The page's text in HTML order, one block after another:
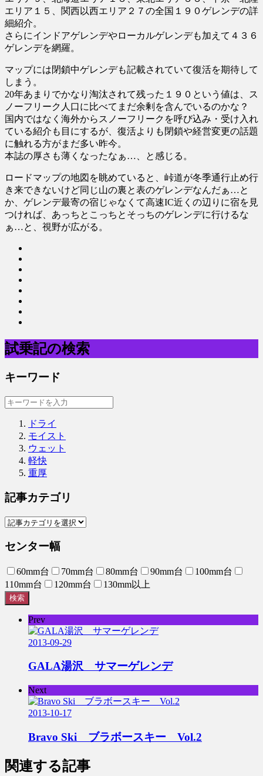
エリア１５、関西以西エリア２７の全国１９０ゲレンデの詳
細紹介。
さらにインドアゲレンデやローカルゲレンデも加えて４３６
ゲレンデを網羅。
マップには閉鎖中ゲレンデも記載されていて復活を期待して
しまう。
20年あまりでかなり淘汰されて残った１９０という値は、ス
ノーフリーク人口に比べてまだ余剰を含んでいるのかな？
国内ではなく海外からスノーフリークを呼び込み・受け入れ
ている紹介も目にするが、復活よりも閉鎖や経営変更の話題
に触れる方がまだ多い昨今。
本誌の厚さも薄くなったなぁ…、と感じる。
ロードマップの地図を眺めていると、峠道が冬季通行止め行
き来できないけど同じ山の裏と表のゲレンデなんだぁ…と
か、ゲレンデ最寄の宿じゃなくて高速IC近くの辺りに宿を見
つければ、あっちとこっちとそっちのゲレンデに行けるな
ぁ…と、視野が広がる。
試乗記の検索
キーワード
ドライ
モイスト
ウェット
軽快
重厚
記事カテゴリ
センター幅
60mm台 70mm台 80mm台 90mm台
100mm台
110mm台
120mm台 130mm以上
検索
Prev
2013-09-29
GALA湯沢 サマーゲレンデ
Next
2013-10-17
Bravo Ski ブラボースキー Vol.2
関連する記事